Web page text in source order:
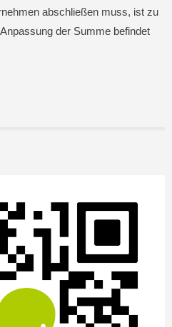
abschließen muss, ist zu
der Summe befindet